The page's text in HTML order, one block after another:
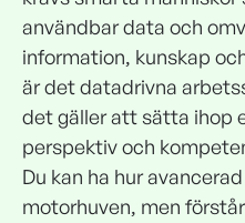
användbar data och
information, kunskap
är det datadrivna
det gäller att sätta ihop
perspektiv och
Du kan ha hur
motorhuven, men